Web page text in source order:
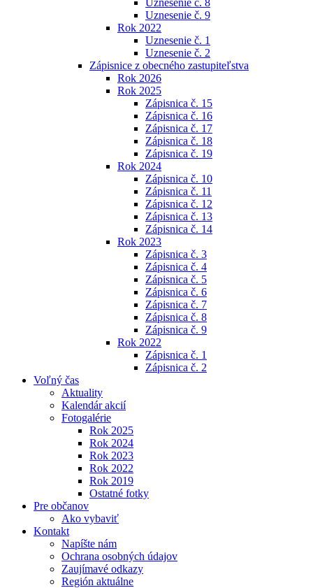
Uznesenie č. 8
Uznesenie č. 9
Rok 2022
Uznesenie č. 1
Uznesenie č. 2
Zápisnice z obecného zastupiteľstva
Rok 2026
Rok 2025
Zápisnica č. 15
Zápisnica č. 16
Zápisnica č. 17
Zápisnica č. 18
Zápisnica č. 19
Rok 2024
Zápisnica č. 10
Zápisnica č. 11
Zápisnica č. 12
Zápisnica č. 13
Zápisnica č. 14
Rok 2023
Zápisnica č. 3
Zápisnica č. 4
Zápisnica č. 5
Zápisnica č. 6
Zápisnica č. 7
Zápisnica č. 8
Zápisnica č. 9
Rok 2022
Zápisnica č. 1
Zápisnica č. 2
Voľný čas
Aktuality
Kalendár akcií
Fotogalérie
Rok 2025
Rok 2024
Rok 2023
Rok 2022
Rok 2019
Ostatné fotky
Pre občanov
Ako vybaviť
Kontakt
Napíšte nám
Ochrana osobných údajov
Zaujímavé odkazy
Región aktuálne